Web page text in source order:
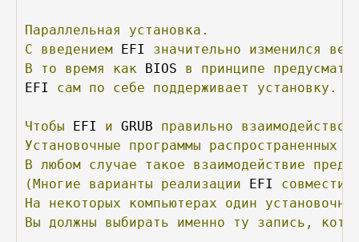
Параллельная
установка.
С
введением EFI значительно изменился
В
то время как BIOS в принципе
EFI сам по себе поддерживает установку.
Чтобы EFI и GRUB правильно
Установочные
программы распространенных
В
любом случае такое взаимодействие
(Многие
варианты реализации EFI
На
некоторых компьютерах один
Вы
должны выбирать именно ту запись,